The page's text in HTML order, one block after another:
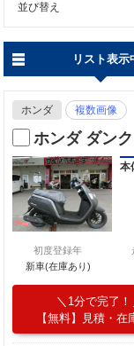
並び替え
リスト表示
ホンダ 複数画像
ホンダ ダンク
本
初度登録年
新車(在庫あり)
1分で完了！
【無料】見積・在